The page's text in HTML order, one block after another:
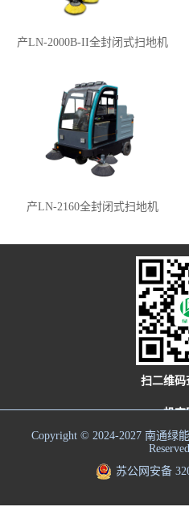
产LN-2000B-II全封闭式扫地机
产LN-2160全封闭式扫地机
扫二维码
机官
Copyright © 2024-2027 南通绿
苏公网安备